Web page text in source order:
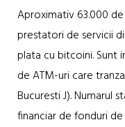
Aproximativ 63.000
prestatori de servicii
plata cu bitcoini. Sunt
de ATM-uri care
Bucuresti J). Numarul
financiar de fonduri